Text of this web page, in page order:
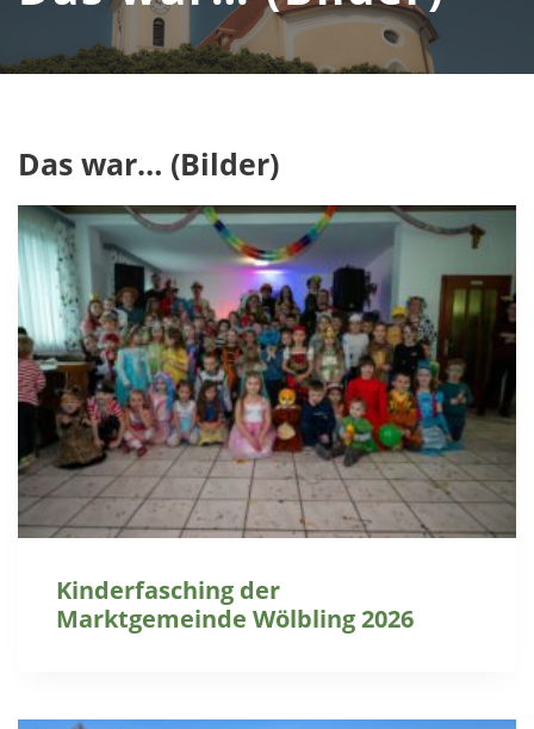
Das war… (Bilder)
Kinderfasching der
Marktgemeinde Wölbling 2026